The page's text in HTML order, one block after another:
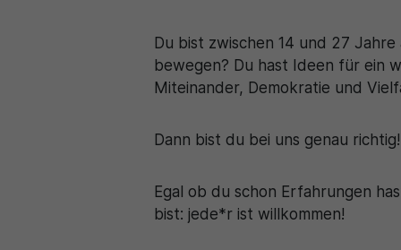
Du bist zwischen 14 und 27
bewegen? Du hast Ideen für ein
Miteinander, Demokratie und
Dann bist du bei uns genau richtig!
Egal ob du schon Erfahrungen
bist: jede*r ist willkommen!